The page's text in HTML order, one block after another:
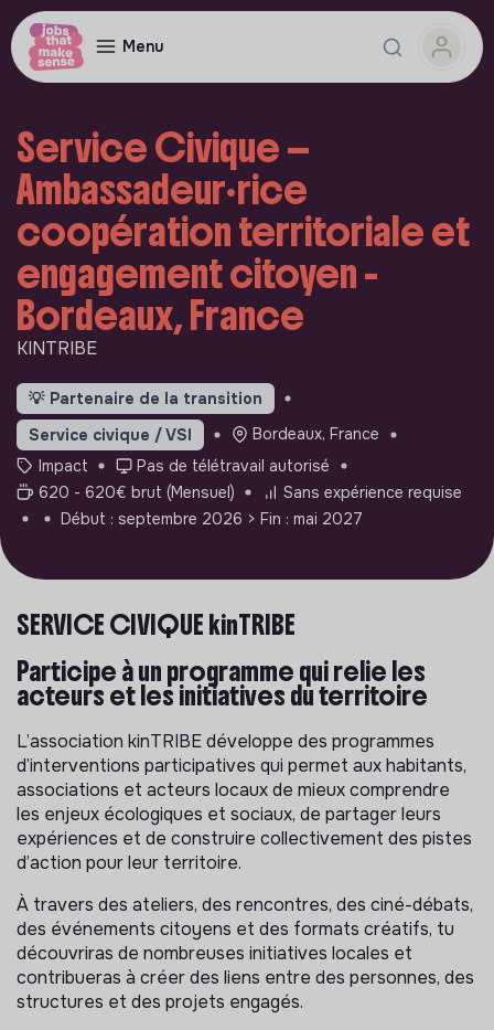
Menu
Service Civique —
Ambassadeur·rice
coopération territoriale et
engagement citoyen -
Bordeaux, France
KINTRIBE
💡 Partenaire de la transition
Service civique / VSI
Bordeaux, France
Impact
Pas de télétravail autorisé
620 - 620€ brut (Mensuel)
Sans expérience requise
Début : septembre 2026 > Fin : mai 2027
SERVICE CIVIQUE kinTRIBE
Participe à un programme qui relie les
acteurs et les initiatives du territoire
L’association kinTRIBE développe des programmes
d’interventions participatives qui permet aux habitants,
associations et acteurs locaux de mieux comprendre
les enjeux écologiques et sociaux, de partager leurs
expériences et de construire collectivement des pistes
d’action pour leur territoire.
À travers des ateliers, des rencontres, des ciné-débats,
des événements citoyens et des formats créatifs, tu
découvriras de nombreuses initiatives locales et
contribueras à créer des liens entre des personnes, des
structures et des projets engagés.